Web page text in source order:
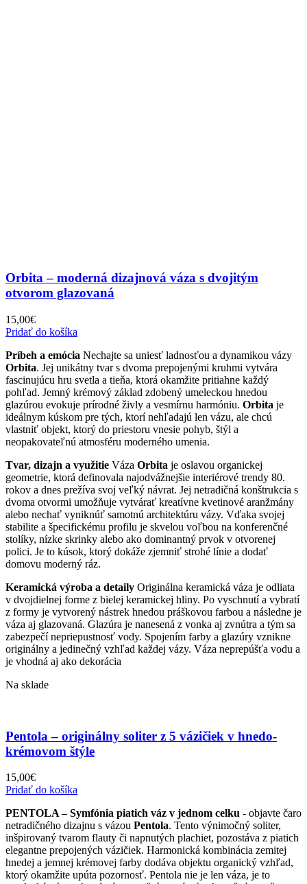
Orbita – moderná dizajnová váza s dvojitým
otvorom glazovaná
15,00€
Pridať do košíka
Príbeh a emócia Nechajte sa uniesť ladnosťou a dynamikou vázy
Orbita. Jej unikátny tvar s dvoma prepojenými kruhmi vytvára
fascinujúcu hru svetla a tieňa, ktorá okamžite pritiahne každý
pohľad. Jemný krémový základ zdobený umeleckou hnedou
glazúrou evokuje prírodné živly a vesmírnu harmóniu. Orbita je
ideálnym kúskom pre tých, ktorí nehľadajú len vázu, ale chcú
vlastniť objekt, ktorý do priestoru vnesie pohyb, štýl a
neopakovateľnú atmosféru moderného umenia.
Tvar, dizajn a využitie Váza Orbita je oslavou organickej
geometrie, ktorá definovala najodvážnejšie interiérové trendy 80.
rokov a dnes prežíva svoj veľký návrat. Jej netradičná konštrukcia s
dvoma otvormi umožňuje vytvárať kreatívne kvetinové aranžmány
alebo nechať vyniknúť samotnú architektúru vázy. Vďaka svojej
stabilite a špecifickému profilu je skvelou voľbou na konferenčné
stolíky, nízke skrinky alebo ako dominantný prvok v otvorenej
polici. Je to kúsok, ktorý dokáže zjemniť strohé línie a dodať
domovu moderný ráz.
Keramická výroba a detaily Originálna keramická váza je odliata
v dvojdielnej forme z bielej keramickej hliny. Po vyschnutí a vybratí
z formy je vytvorený nástrek hnedou práškovou farbou a následne je
váza aj glazovaná. Glazúra je nanesená z vonka aj zvnútra a tým sa
zabezpečí nepriepustnosť vody. Spojením farby a glazúry vznikne
originálny a jedinečný vzhľad každej vázy. Váza neprepúšťa vodu a
je vhodná aj ako dekorácia
Na sklade
Pentola – originálny soliter z 5 vázičiek v hnedo-
krémovom štýle
15,00€
Pridať do košíka
PENTOLA – Symfónia piatich váz v jednom celku - objavte čaro
netradičného dizajnu s vázou Pentola. Tento výnimočný soliter,
inšpirovaný tvarom flauty či napnutých plachiet, pozostáva z piatich
elegantne prepojených vázičiek. Harmonická kombinácia zemitej
hnedej a jemnej krémovej farby dodáva objektu organický vzhľad,
ktorý okamžite upúta pozornosť. Pentola nie je len váza, je to